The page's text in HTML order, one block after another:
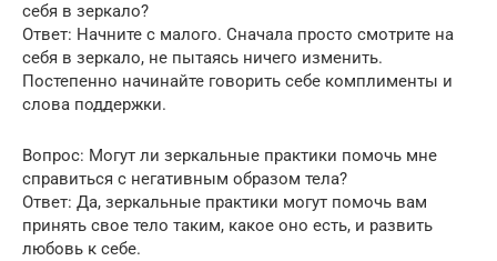
себя в зеркало?
Ответ: Начните с малого. Сначала просто смотрите на
себя в зеркало, не пытаясь ничего изменить.
Постепенно начинайте говорить себе комплименты и
слова поддержки.
Вопрос: Могут ли зеркальные практики помочь мне
справиться с негативным образом тела?
Ответ: Да, зеркальные практики могут помочь вам
принять свое тело таким, какое оно есть, и развить
любовь к себе.